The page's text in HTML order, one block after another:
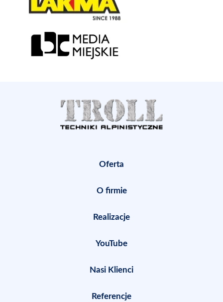
Oferta
O firmie
Realizacje
YouTube
Nasi Klienci
Referencje